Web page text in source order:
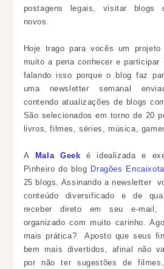
postagens legais, visitar blogs
novos.
Hoje trago para vocês um
muito a pena conhecer e participar
falando isso porque o blog faz
uma newsletter semanal
contendo atualizações de blogs
São selecionados em torno de 20
livros, filmes, séries, música,
A Mala Geeké idealizada e
Pinheiro do blog Dragões
25 blogs. Assinando a newsletter
conteúdo diversificado e de
receber direto em seu e-mail,
organizado com muito carinho.
mais prática? Aposto que seus
bem mais divertidos, afinal não
por não ter sugestões de